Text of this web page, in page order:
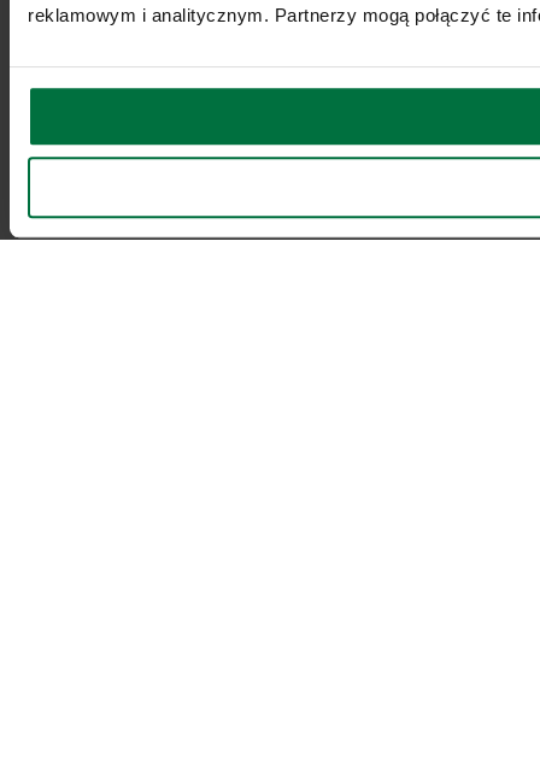
reklamowym i analitycznym. Partnerzy mogą połączyć te